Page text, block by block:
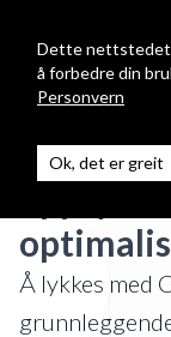
Digitalgnist
5 krav
Å lykkes med
Dette nettstedet
å forbedre din
Personvern
Ok, det er greit